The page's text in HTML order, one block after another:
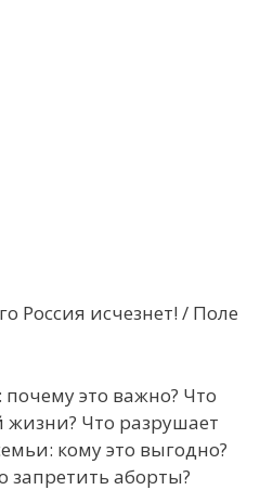
Россия исчезнет! / Поле
это важно? Что
жизни? Что разрушает
кому это выгодно?
аборты?